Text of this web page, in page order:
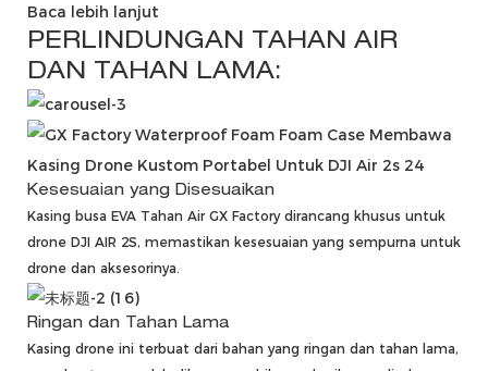
Baca lebih lanjut
PERLINDUNGAN TAHAN AIR
DAN TAHAN LAMA:
Kesesuaian yang Disesuaikan
Kasing busa EVA Tahan Air GX Factory dirancang khusus untuk
drone DJI AIR 2S, memastikan kesesuaian yang sempurna untuk
drone dan aksesorinya.
Ringan dan Tahan Lama
Kasing drone ini terbuat dari bahan yang ringan dan tahan lama,